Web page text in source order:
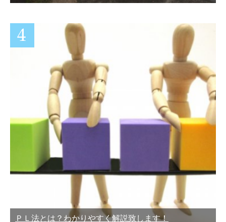
ＰＬ法とは？わかりやすく解説致します！